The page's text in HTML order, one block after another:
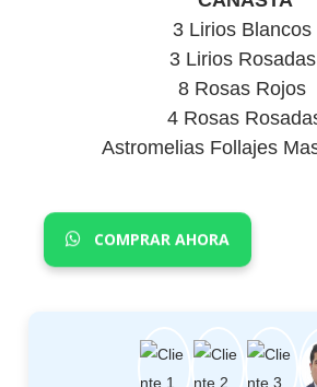
3 Lirios Blancos
3 Lirios Rosadas
8 Rosas Rojos
4 Rosas
Astromelias Follajes
COMPRAR AHORA